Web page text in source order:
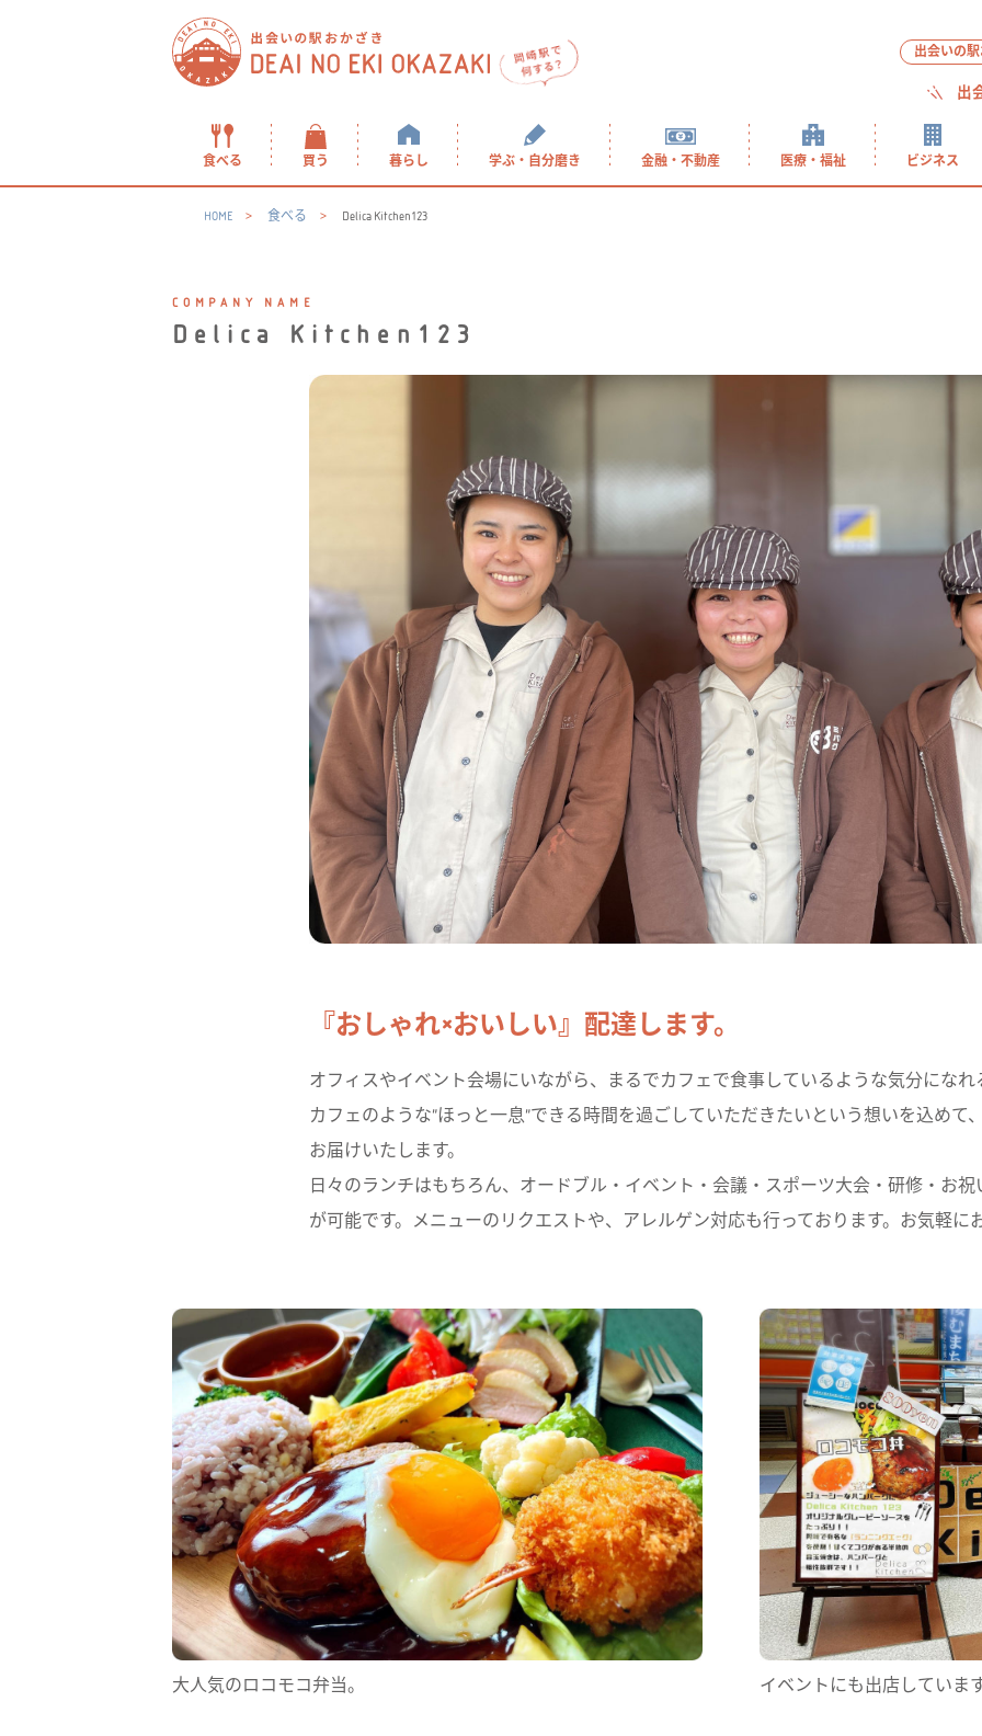
食べる 買う 暮らし 学ぶ・自分磨き 金融・不動産 医療・福祉 ビジネス
出会いの
出
HOME 食べる Delica Kitchen123
COMPANY NAME
Delica Kitchen123
『おしゃれ×おいしい』配達します。
オフィスやイベント会場にいながら、まるでカフェで食事しているような気分にな
カフェのような"ほっと一息"できる時間を過ごしていただきたいという想いを込めて
お届けいたします。
日々のランチはもちろん、オードブル・イベント・会議・スポーツ大会・研修・お
が可能です。メニューのリクエストや、アレルゲン対応も行っております。お気軽に
大人気のロコモコ弁当。 イベントにも出店していま